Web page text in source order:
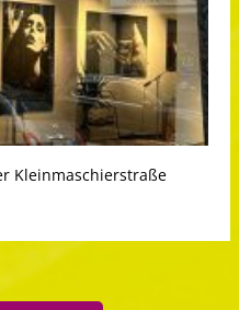
Kleinmaschierstraße